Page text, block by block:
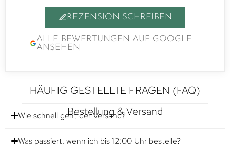
REZENSION SCHREIBEN
ALLE BEWERTUNGEN AUF GOOGLE
ANSEHEN
HÄUFIG GESTELLTE FRAGEN (FAQ)
Bestellung & Versand
Wie schnell geht der Versand?
Was passiert, wenn ich bis 12:00 Uhr bestelle?